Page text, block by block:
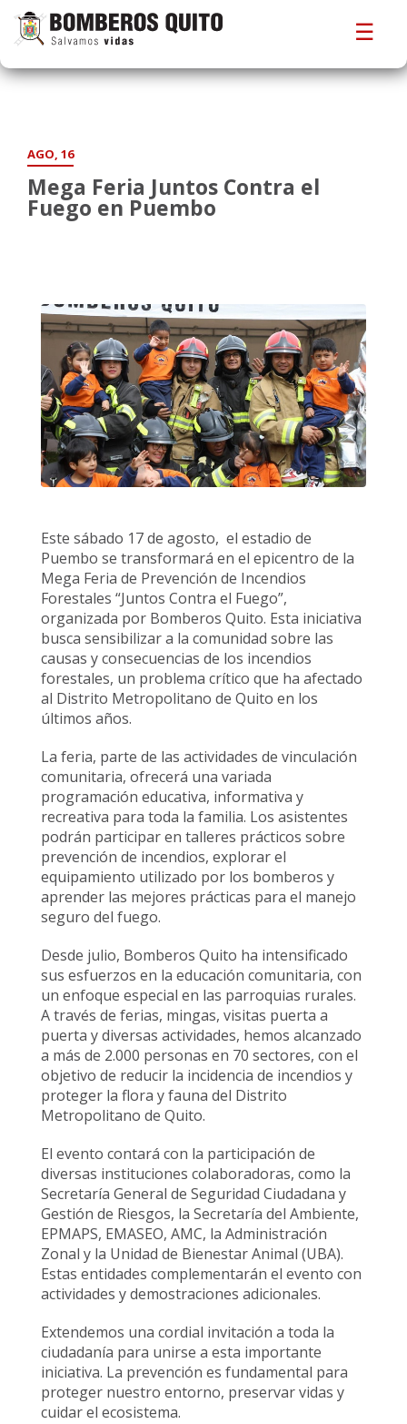
☰
AGO, 16
Mega Feria Juntos Contra el
Fuego en Puembo
Este sábado 17 de agosto, el estadio de
Puembo se transformará en el epicentro de la
Mega Feria de Prevención de Incendios
Forestales “Juntos Contra el Fuego”,
organizada por Bomberos Quito. Esta iniciativa
busca sensibilizar a la comunidad sobre las
causas y consecuencias de los incendios
forestales, un problema crítico que ha afectado
al Distrito Metropolitano de Quito en los
últimos años.
La feria, parte de las actividades de vinculación
comunitaria, ofrecerá una variada
programación educativa, informativa y
recreativa para toda la familia. Los asistentes
podrán participar en talleres prácticos sobre
prevención de incendios, explorar el
equipamiento utilizado por los bomberos y
aprender las mejores prácticas para el manejo
seguro del fuego.
Desde julio, Bomberos Quito ha intensificado
sus esfuerzos en la educación comunitaria, con
un enfoque especial en las parroquias rurales.
A través de ferias, mingas, visitas puerta a
puerta y diversas actividades, hemos alcanzado
a más de 2.000 personas en 70 sectores, con el
objetivo de reducir la incidencia de incendios y
proteger la flora y fauna del Distrito
Metropolitano de Quito.
El evento contará con la participación de
diversas instituciones colaboradoras, como la
Secretaría General de Seguridad Ciudadana y
Gestión de Riesgos, la Secretaría del Ambiente,
EPMAPS, EMASEO, AMC, la Administración
Zonal y la Unidad de Bienestar Animal (UBA).
Estas entidades complementarán el evento con
actividades y demostraciones adicionales.
Extendemos una cordial invitación a toda la
ciudadanía para unirse a esta importante
iniciativa. La prevención es fundamental para
proteger nuestro entorno, preservar vidas y
cuidar el ecosistema.